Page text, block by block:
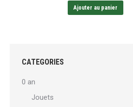
Ajouter au panier
CATEGORIES
0 an
Jouets